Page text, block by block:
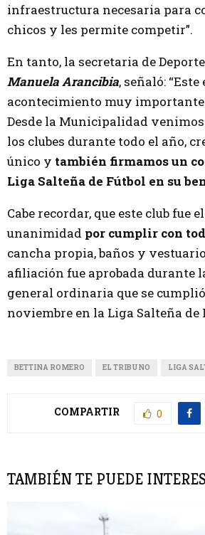
infraestructura necesaria para
chicos y les permite competir”.
En tanto, la secretaria de
Manuela Arancibia, señaló: “Este
acontecimiento muy importante
Desde la Municipalidad
los clubes durante todo el año,
único y también firmamos un
Liga Salteña de Fútbol en su
Cabe recordar, que este club fue
unanimidad por cumplir con
cancha propia, baños y
afiliación fue aprobada durante
general ordinaria que se
noviembre en la Liga Salteña de
BETTINA ROMERO EL TRIBUNO LIGA
COMPARTIR 0
TAMBIÉN TE PUEDE